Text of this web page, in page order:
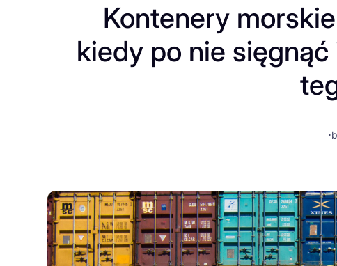
Kontenery
kiedy po nie
·